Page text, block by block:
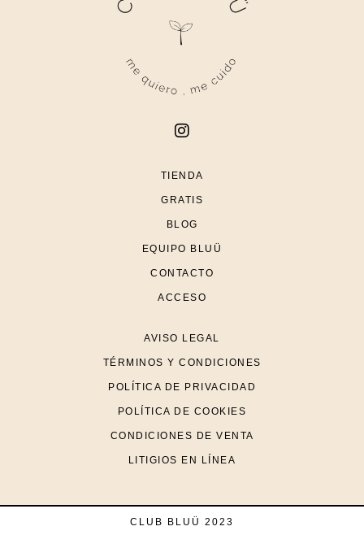
TIENDA
GRATIS
BLOG
EQUIPO BLUÜ
CONTACTO
ACCESO
AVISO LEGAL
TÉRMINOS Y CONDICIONES
POLÍTICA DE PRIVACIDAD
POLÍTICA DE COOKIES
CONDICIONES DE VENTA
LITIGIOS EN LÍNEA
CLUB BLUÜ 2023